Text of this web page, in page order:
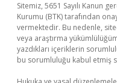
Sitemiz, 5651 Sayılı Kanun
Kurumu (BTK) tarafından
vermektedir. Bu nedenle,
veya araştırma
yazdıkları içeriklerin
bu sorumluluğu kabul etmiş